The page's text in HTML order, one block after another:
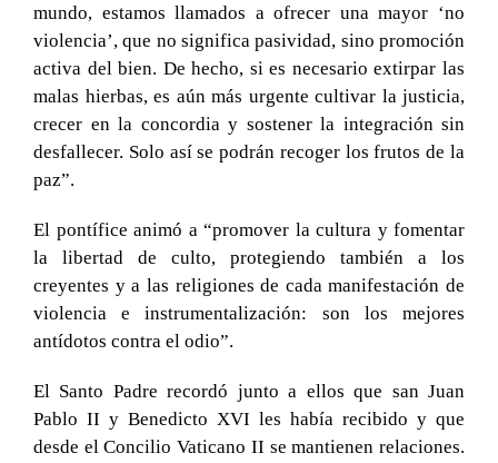
mundo, estamos llamados a ofrecer una mayor ‘no
violencia’, que no significa pasividad, sino promoción
activa del bien. De hecho, si es necesario extirpar las
malas hierbas, es aún más urgente cultivar la justicia,
crecer en la concordia y sostener la integración sin
desfallecer. Solo así se podrán recoger los frutos de la
paz”.
El pontífice animó a “promover la cultura y fomentar
la libertad de culto, protegiendo también a los
creyentes y a las religiones de cada manifestación de
violencia e instrumentalización: son los mejores
antídotos contra el odio”.
El Santo Padre recordó junto a ellos que san Juan
Pablo II y Benedicto XVI les había recibido y que
desde el Concilio Vaticano II se mantienen relaciones.